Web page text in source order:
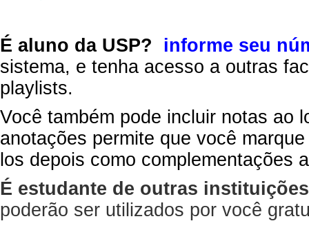
É aluno da USP?
informe seu
sistema, e tenha acesso a outras
playlists.
Você também pode incluir notas ao
anotações permite que você
los depois como complementações
É estudante de outras
poderão ser utilizados por você